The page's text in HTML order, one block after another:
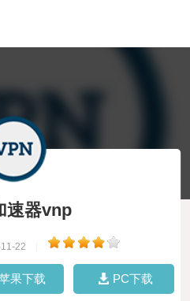
速器vnp
22
果下载 PC下载